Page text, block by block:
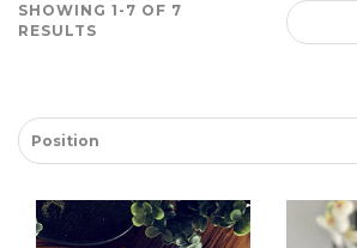
SHOWING 1-7 OF 7
RESULTS